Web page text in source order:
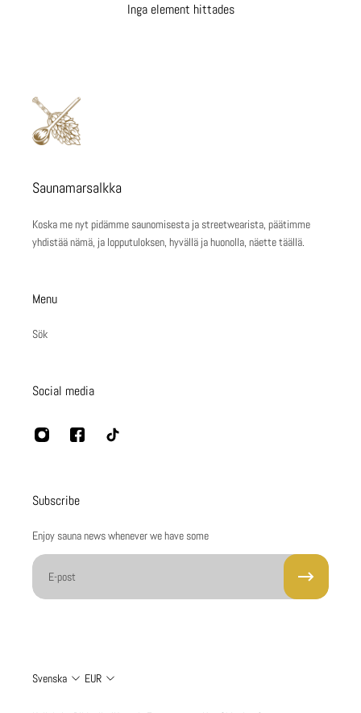
Inga element hittades
Saunamarsalkka
Koska me nyt pidämme saunomisesta ja streetwearista, päätimme
yhdistää nämä, ja lopputuloksen, hyvällä ja huonolla, näette täällä.
Menu
Sök
Social media
Subscribe
Enjoy sauna news whenever we have some
E-post
Svenska EUR